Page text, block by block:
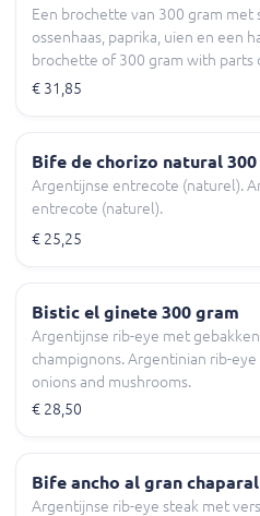
Een brochette van 300 gram met
ossenhaas, paprika, uien en een
brochette of 300 gram with parts
paprika, onion and a half corn on
€ 31,85
Bife de chorizo natural 300
Argentijnse entrecote (naturel).
entrecote (naturel).
€ 25,25
Bistic el ginete 300 gram
Argentijnse rib-eye met
champignons. Argentinian rib-
onions and mushrooms.
€ 28,50
Bife ancho al gran
Argentijnse rib-eye steak met